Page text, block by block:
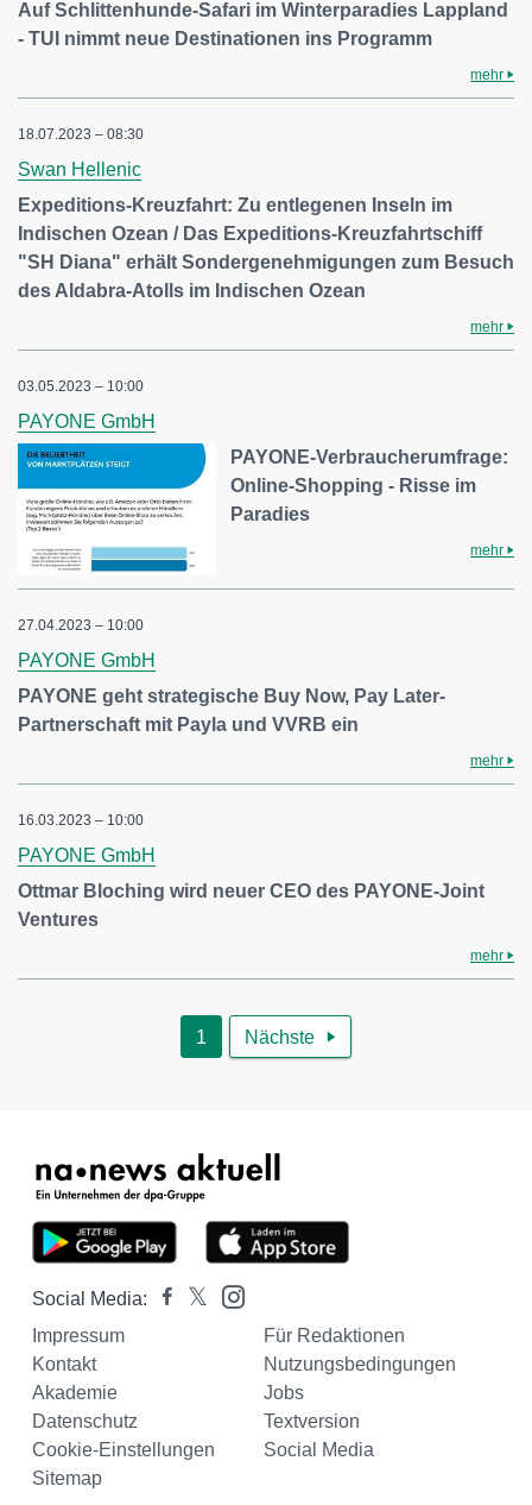
Auf Schlittenhunde-Safari im Winterparadies Lappland
- TUI nimmt neue Destinationen ins Programm
mehr
18.07.2023 – 08:30
Swan Hellenic
Expeditions-Kreuzfahrt: Zu entlegenen Inseln im
Indischen Ozean / Das Expeditions-Kreuzfahrtschiff
"SH Diana" erhält Sondergenehmigungen zum Besuch
des Aldabra-Atolls im Indischen Ozean
mehr
03.05.2023 – 10:00
PAYONE GmbH
PAYONE-Verbraucherumfrage:
Online-Shopping - Risse im
Paradies
mehr
27.04.2023 – 10:00
PAYONE GmbH
PAYONE geht strategische Buy Now, Pay Later-
Partnerschaft mit Payla und VVRB ein
mehr
16.03.2023 – 10:00
PAYONE GmbH
Ottmar Bloching wird neuer CEO des PAYONE-Joint
Ventures
mehr
1 Nächste 
Social Media:
Impressum
Für Redaktionen
Kontakt
Nutzungsbedingungen
Akademie
Jobs
Datenschutz
Textversion
Cookie-Einstellungen
Social Media
Sitemap